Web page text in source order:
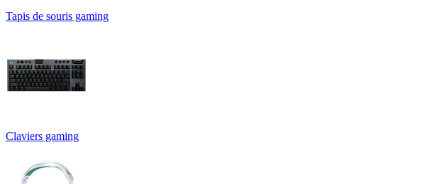
Tapis de souris gaming
Claviers gaming